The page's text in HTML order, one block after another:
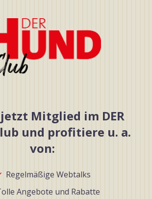
Mitglied im DER
und profitiere u. a.
von:
Regelmäßige Webtalks
Angebote und Rabatte